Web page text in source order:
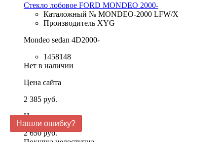
Стекло лобовое FORD MONDEO 2000-
Каталожный № MONDEO-2000 LFW/X
Производитель XYG
Mondeo sedan 4D2000-
1458148
Нет в наличии
Цена сайта
2 385 руб.
Цена в магазине
2 650 руб.
Нашли ошибку?